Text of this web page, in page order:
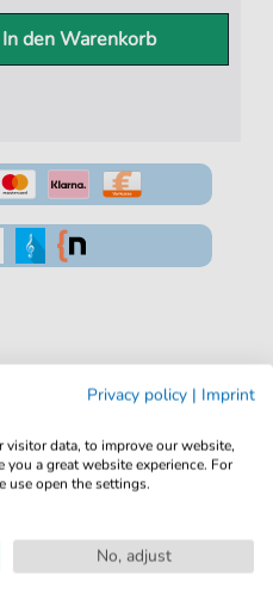
In den Warenkorb
pdf + mp3
Privacy policy | Imprint
data, to improve our website,
a great website experience. For
use open the settings.
No, adjust